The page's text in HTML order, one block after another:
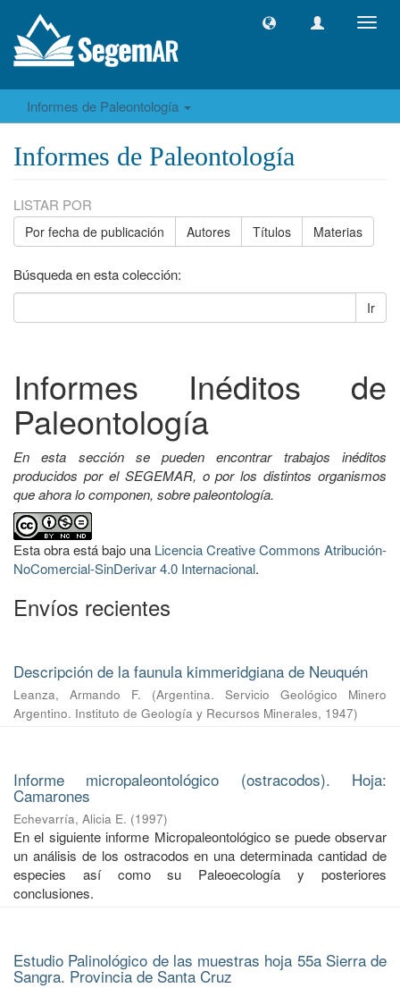
Informes de Paleontología
Informes de Paleontología
LISTAR POR
Por fecha de publicación Autores Títulos Materias
Búsqueda en esta colección:
Ir
Informes Inéditos de
Paleontología
En esta sección se pueden encontrar trabajos inéditos
producidos por el SEGEMAR, o por los distintos organismos
que ahora lo componen, sobre paleontología.
Esta obra está bajo una Licencia Creative Commons Atribución-
NoComercial-SinDerivar 4.0 Internacional.
Envíos recientes
Descripción de la faunula kimmeridgiana de Neuquén
Leanza, Armando F. (Argentina. Servicio Geológico Minero
Argentino. Instituto de Geología y Recursos Minerales, 1947)
Informe micropaleontológico (ostracodos). Hoja:
Camarones
Echevarría, Alicia E. (1997)
En el siguiente informe Micropaleontológico se puede observar
un análisis de los ostracodos en una determinada cantidad de
especies así como su Paleoecología y posteriores
conclusiones.
Estudio Palinológico de las muestras hoja 55a Sierra de
Sangra. Provincia de Santa Cruz